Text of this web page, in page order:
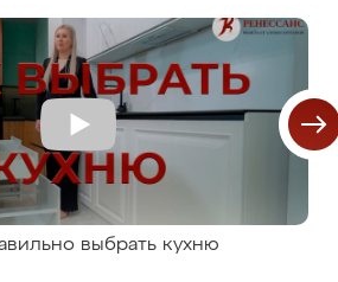
выбрать кухню